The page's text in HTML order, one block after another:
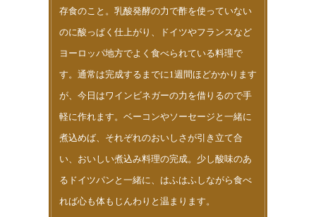
存食のこと。乳酸発酵の力で酢を使っていない
のに酸っぱく仕上がり、ドイツやフランスなど
ヨーロッパ地方でよく食べられている料理で
す。通常は完成するまでに1週間ほどかかります
が、今日はワインビネガーの力を借りるので手
軽に作れます。ベーコンやソーセージと一緒に
煮込めば、それぞれのおいしさが引き立て合
い、おいしい煮込み料理の完成。少し酸味のあ
るドイツパンと一緒に、はふはふしながら食べ
れば心も体もじんわりと温まります。